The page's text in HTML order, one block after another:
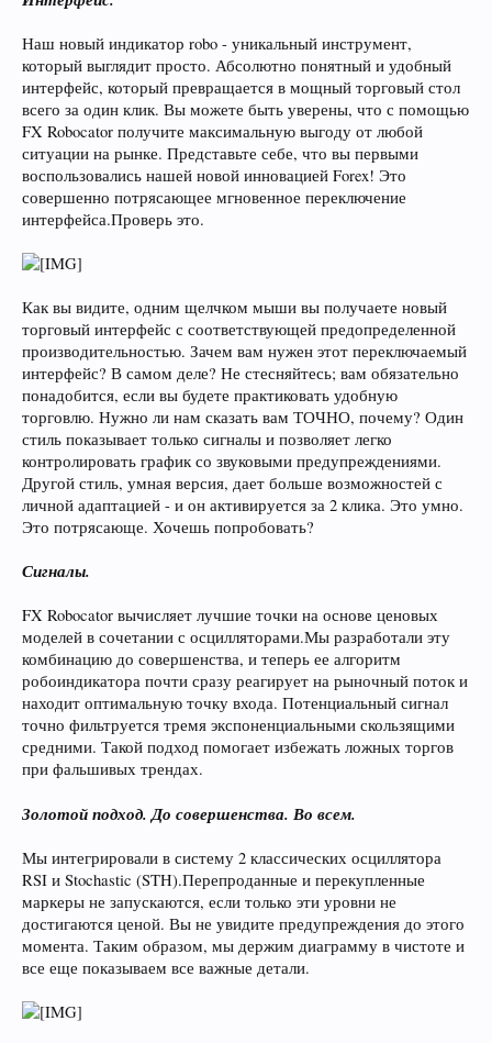
Наш новый индикатор robo - уникальный инструмент,
который выглядит просто. Абсолютно понятный и удобный
интерфейс, который превращается в мощный торговый стол
всего за один клик. Вы можете быть уверены, что с помощью
FX Robocator получите максимальную выгоду от любой
ситуации на рынке. Представьте себе, что вы первыми
воспользовались нашей новой инновацией Forex! Это
совершенно потрясающее мгновенное переключение
интерфейса.Проверь это.
Как вы видите, одним щелчком мыши вы получаете новый
торговый интерфейс с соответствующей предопределенной
производительностью. Зачем вам нужен этот переключаемый
интерфейс? В самом деле? Не стесняйтесь; вам обязательно
понадобится, если вы будете практиковать удобную
торговлю. Нужно ли нам сказать вам ТОЧНО, почему? Один
стиль показывает только сигналы и позволяет легко
контролировать график со звуковыми предупреждениями.
Другой стиль, умная версия, дает больше возможностей с
личной адаптацией - и он активируется за 2 клика. Это умно.
Это потрясающе. Хочешь попробовать?
Сигналы.
FX Robocator вычисляет лучшие точки на основе ценовых
моделей в сочетании с осцилляторами.Мы разработали эту
комбинацию до совершенства, и теперь ее алгоритм
робоиндикатора почти сразу реагирует на рыночный поток и
находит оптимальную точку входа. Потенциальный сигнал
точно фильтруется тремя экспоненциальными скользящими
средними. Такой подход помогает избежать ложных торгов
при фальшивых трендах.
Золотой подход. До совершенства. Во всем.
Мы интегрировали в систему 2 классических осциллятора
RSI и Stochastic (STH).Перепроданные и перекупленные
маркеры не запускаются, если только эти уровни не
достигаются ценой. Вы не увидите предупреждения до этого
момента. Таким образом, мы держим диаграмму в чистоте и
все еще показываем все важные детали.